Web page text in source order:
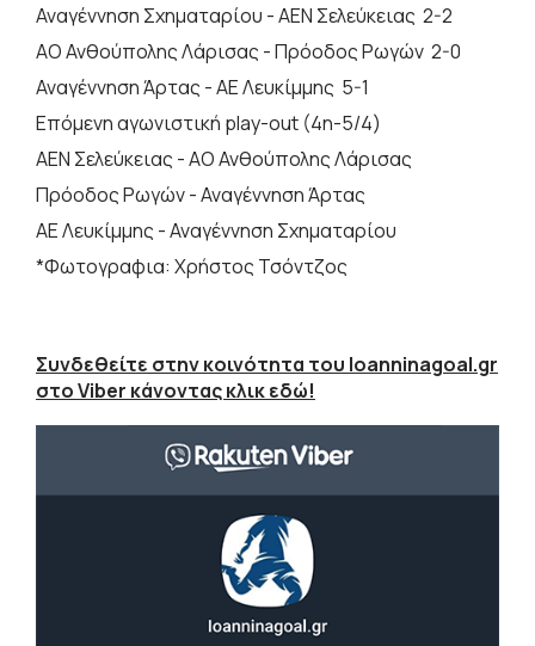
Αναγέννηση Σχηματαρίου - ΑΕΝ Σελεύκειας 2-2
ΑΟ Ανθούπολης Λάρισας - Πρόοδος Ρωγών 2-0
Αναγέννηση Άρτας - ΑΕ Λευκίμμης 5-1
Επόμενη αγωνιστική play-out (4η-5/4)
ΑΕΝ Σελεύκειας - ΑΟ Ανθούπολης Λάρισας
Πρόοδος Ρωγών - Αναγέννηση Άρτας
ΑΕ Λευκίμμης - Αναγέννηση Σχηματαρίου
*Φωτογραφια: Χρήστος Τσόντζος
Συνδεθείτε στην κοινότητα του Ioanninagoal.gr
στο Viber κάνοντας κλικ εδώ!